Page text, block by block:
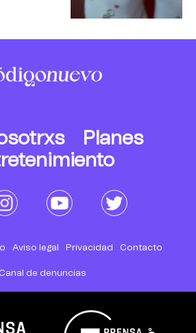
Planes
Aviso legal Privacidad Contacto
Canal de denuncias